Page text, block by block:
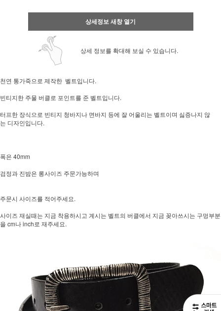
상세정보 새창 열기
상세 정보를 확대해 보실 수 있습니다.
천연 통가죽으로 제작한 벨트입니다.
빈티지한 주물 버클로 포인트를 준 벨트입니다.
터프한 장식으로 빈티지 청바지나 면바지 등에 잘 어울리는 벨트이며 싫증나지 않
는 디자인입니다.
폭은 40mm
검정과 진밤은 롱사이즈 주문가능하며
주문시 사이즈를 적어주세요.
사이즈 재실때는 지금 착용하시고 계시는 벨트의 버클에서 지금 꽂아쓰시는 구멍부분
을 cm나 inch로 재주세요.